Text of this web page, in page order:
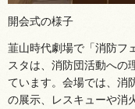
開会式の様子
韮山時代劇場で「消防フ
スタは、消防団活動への
ています。会場では、消
の展示、レスキューや消